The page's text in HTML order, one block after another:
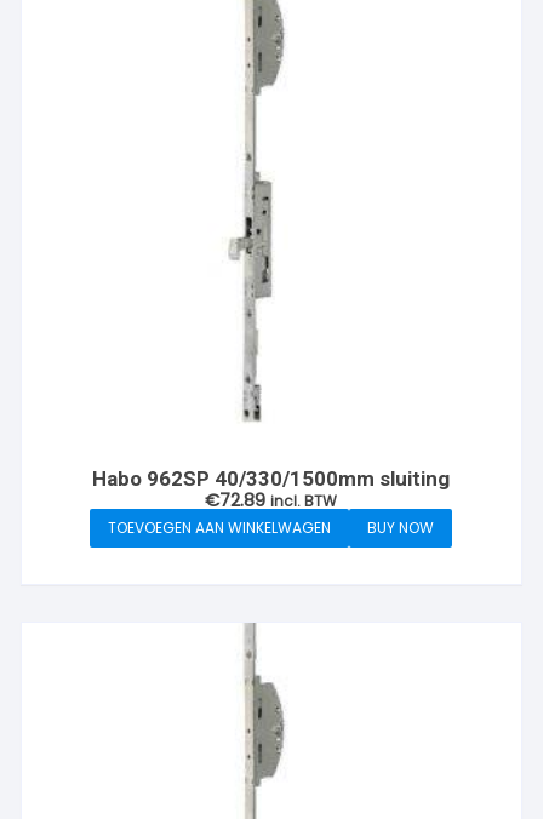
Habo 962SP 40/330/1500mm sluiting
€72.89 incl. BTW
TOEVOEGEN AAN WINKELWAGEN
BUY NOW